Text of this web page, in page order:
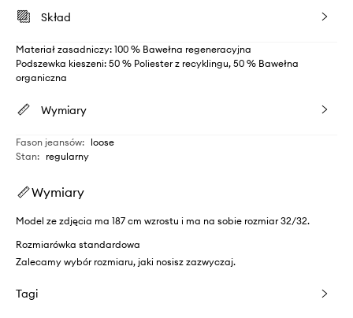
Skład
Materiał zasadniczy: 100 % Bawełna regeneracyjna
Podszewka kieszeni: 50 % Poliester z recyklingu, 50 % Bawełna
organiczna
Wymiary
Fason jeansów: loose
Stan: regularny
Wymiary
Model ze zdjęcia ma 187 cm wzrostu i ma na sobie rozmiar 32/32.
Rozmiarówka standardowa
Zalecamy wybór rozmiaru, jaki nosisz zazwyczaj.
Tagi